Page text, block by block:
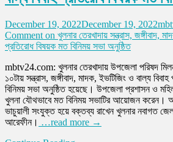
December 19, 2022December 19, 2022
Comment on খুলনার তেরখাদায় সন্ত্রাস, জঙ্গীবাদ,
প্রতিরোধ বিষয়ক মত বিনিময় সভা অনুষ্ঠিত
mbtv24.com: খুলনার তেরখাদায় উপজেলা পরিষদ
১০টায় সন্ত্রাস, জঙ্গীবাদ, মাদক, ইভটিজিং ও বাল্য
বিনিময় সভা অনুষ্ঠিত হয়েছে। উপজেলা প্রশাসন ও
খুলনা যৌথভাবে মত বিনিময় সভাটির আয়োজন করেন।
ভাচুয়ালী সংযুক্ত হয়ে বক্তব্য রাখেন খুলনার নবাগত
আরেফীন। …read more →